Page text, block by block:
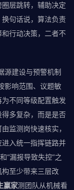
层跳转，辅助决定
句话说，算法负责
行动决策，二者不
源建设与预警机制
影响范围、议题敏
不同等级配置触发
多复杂，而是是否
监测岗快速核实，
入统一指挥链路并
“漏报导致失控”之
至少带来三层改
赢家测团队从机械看